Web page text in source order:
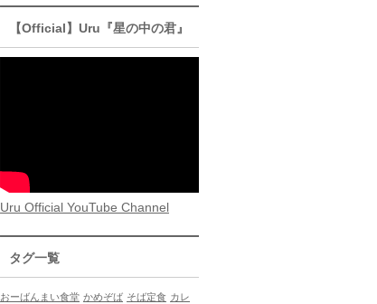
【Official】Uru『星の中の君』
Uru Official YouTube Channel
タグ一覧
おーばんまい食堂 かめぞば そば定食 カレ